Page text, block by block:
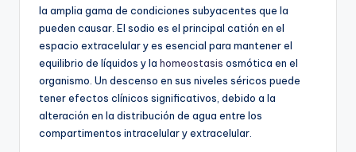
la amplia gama de condiciones subyacentes que la
pueden causar. El sodio es el principal catión en el
espacio extracelular y es esencial para mantener el
equilibrio de líquidos y la homeostasis osmótica en el
organismo. Un descenso en sus niveles séricos puede
tener efectos clínicos significativos, debido a la
alteración en la distribución de agua entre los
compartimentos intracelular y extracelular.